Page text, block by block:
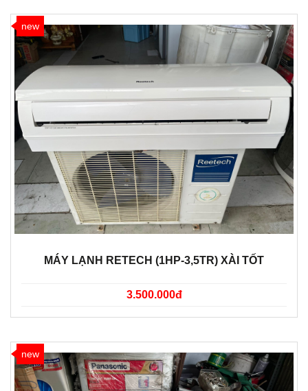
new
MÁY LẠNH RETECH (1HP-3,5TR) XÀI TỐT
3.500.000đ
new